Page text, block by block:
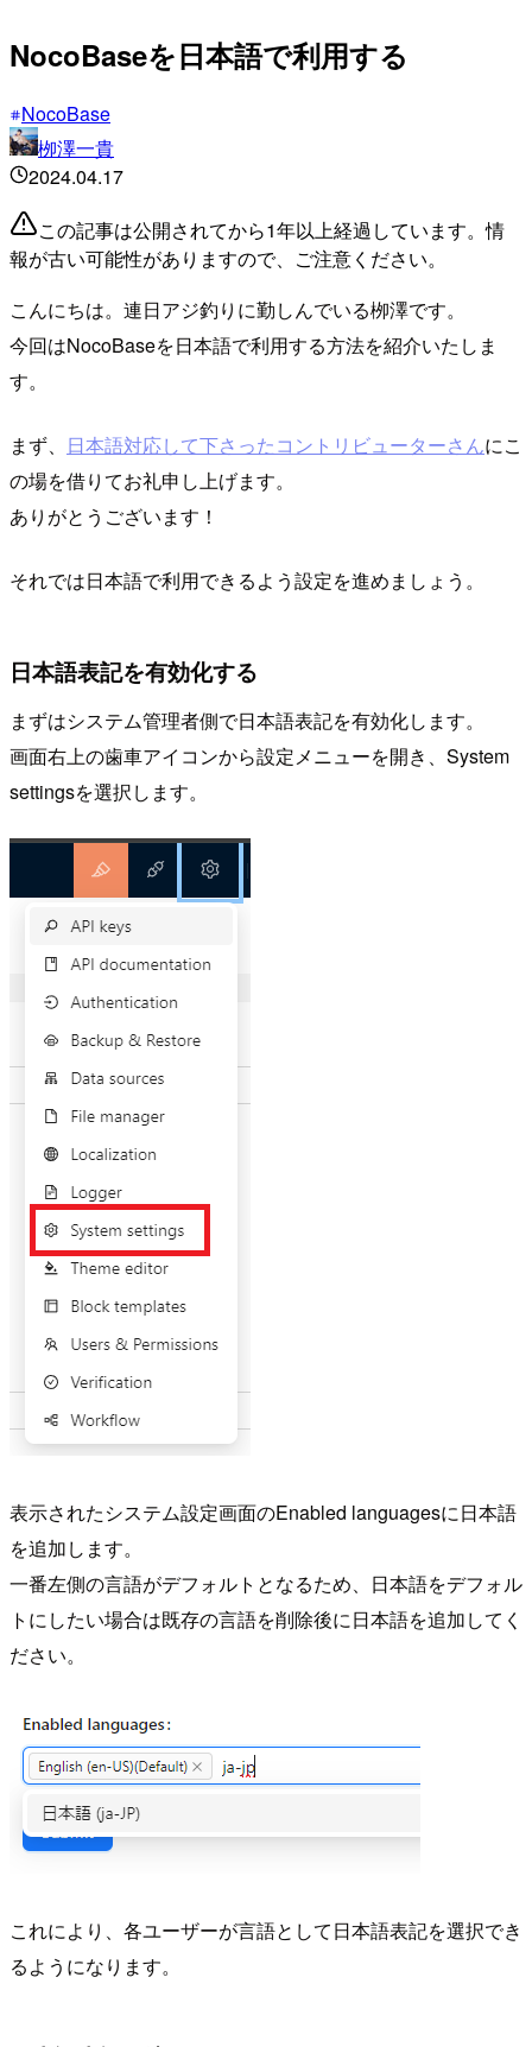
NocoBaseを日本語で利用する
NocoBase
栁澤一貴
2024.04.17
この記事は公開されてから1年以上経過しています。情
報が古い可能性がありますので、ご注意ください。
こんにちは。連日アジ釣りに勤しんでいる栁澤です。
今回はNocoBaseを日本語で利用する方法を紹介いたしま
す。
まず、 日本語対応して下さったコントリビューターさんにこ
の場を借りてお礼申し上げます。
ありがとうございます！
それでは日本語で利用できるよう設定を進めましょう。
日本語表記を有効化する
まずはシステム管理者側で日本語表記を有効化します。
画面右上の歯車アイコンから設定メニューを開き、System
settingsを選択します。
表示されたシステム設定画面のEnabled languagesに日本語
を追加します。
一番左側の言語がデフォルトとなるため、日本語をデフォル
トにしたい場合は既存の言語を削除後に日本語を追加してく
ださい。
これにより、各ユーザーが言語として日本語表記を選択でき
るようになります。